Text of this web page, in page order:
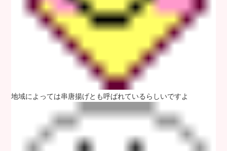
地域によっては串唐揚げとも呼ばれているらしいですよ